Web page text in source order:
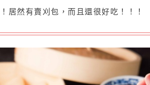
居然有賣刈包，而且還很好吃！！！